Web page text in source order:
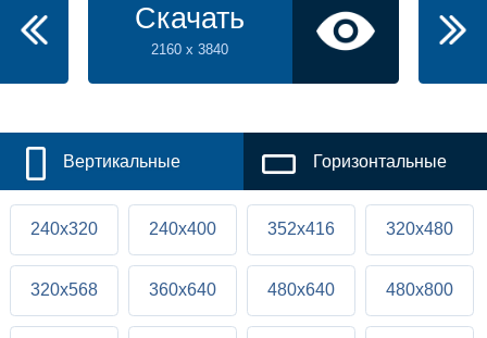
Скачать
2160 x 3840
Вертикальные Горизонтальные
240x320 240x400 352x416 320x480
320x568 360x640 480x640 480x800